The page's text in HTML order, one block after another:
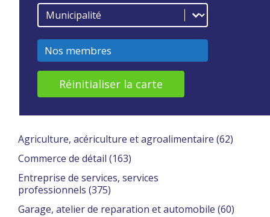
Municipalités
Nos membres
Réinitialiser la carte
Agriculture, acériculture et agroalimentaire (62)
Commerce de détail (163)
Entreprise de services, services
professionnels (375)
Garage, atelier de reparation et automobile (60)